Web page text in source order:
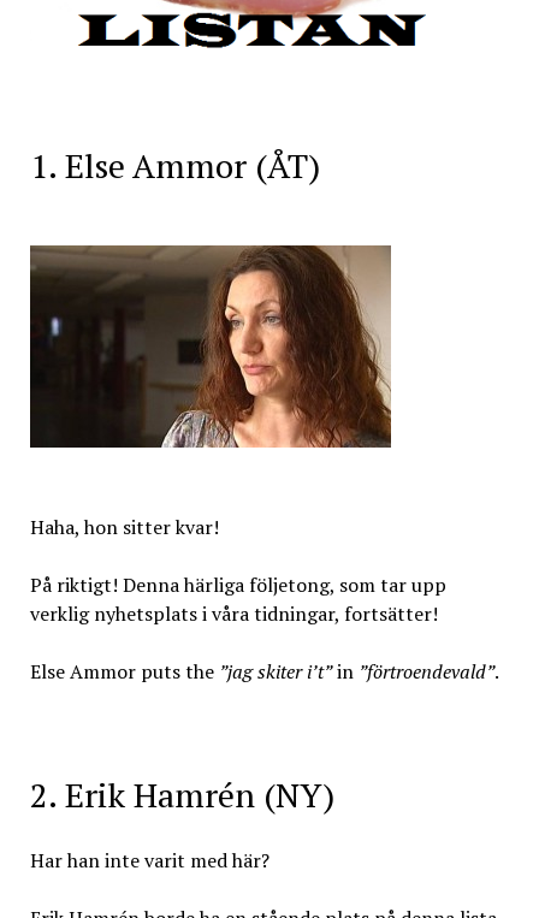
1. Else Ammor (ÅT)
Haha, hon sitter kvar!
På riktigt! Denna härliga följetong, som tar upp
verklig nyhetsplats i våra tidningar, fortsätter!
Else Ammor puts the ”jag skiter i’t”in ”förtroendevald”.
2. Erik Hamrén (NY)
Har han inte varit med här?